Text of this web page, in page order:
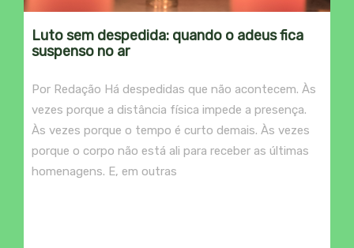
Luto sem despedida: quando o adeus fica
suspenso no ar
Por Redação Há despedidas que não acontecem. Às
vezes porque a distância física impede a presença.
Às vezes porque o tempo é curto demais. Às vezes
porque o corpo não está ali para receber as últimas
homenagens. E, em outras